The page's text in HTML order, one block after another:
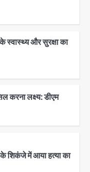
स्वास्थ्य और सुरक्षा का
करना लक्ष्य: डीएम
शिकंजे में आया हत्या का